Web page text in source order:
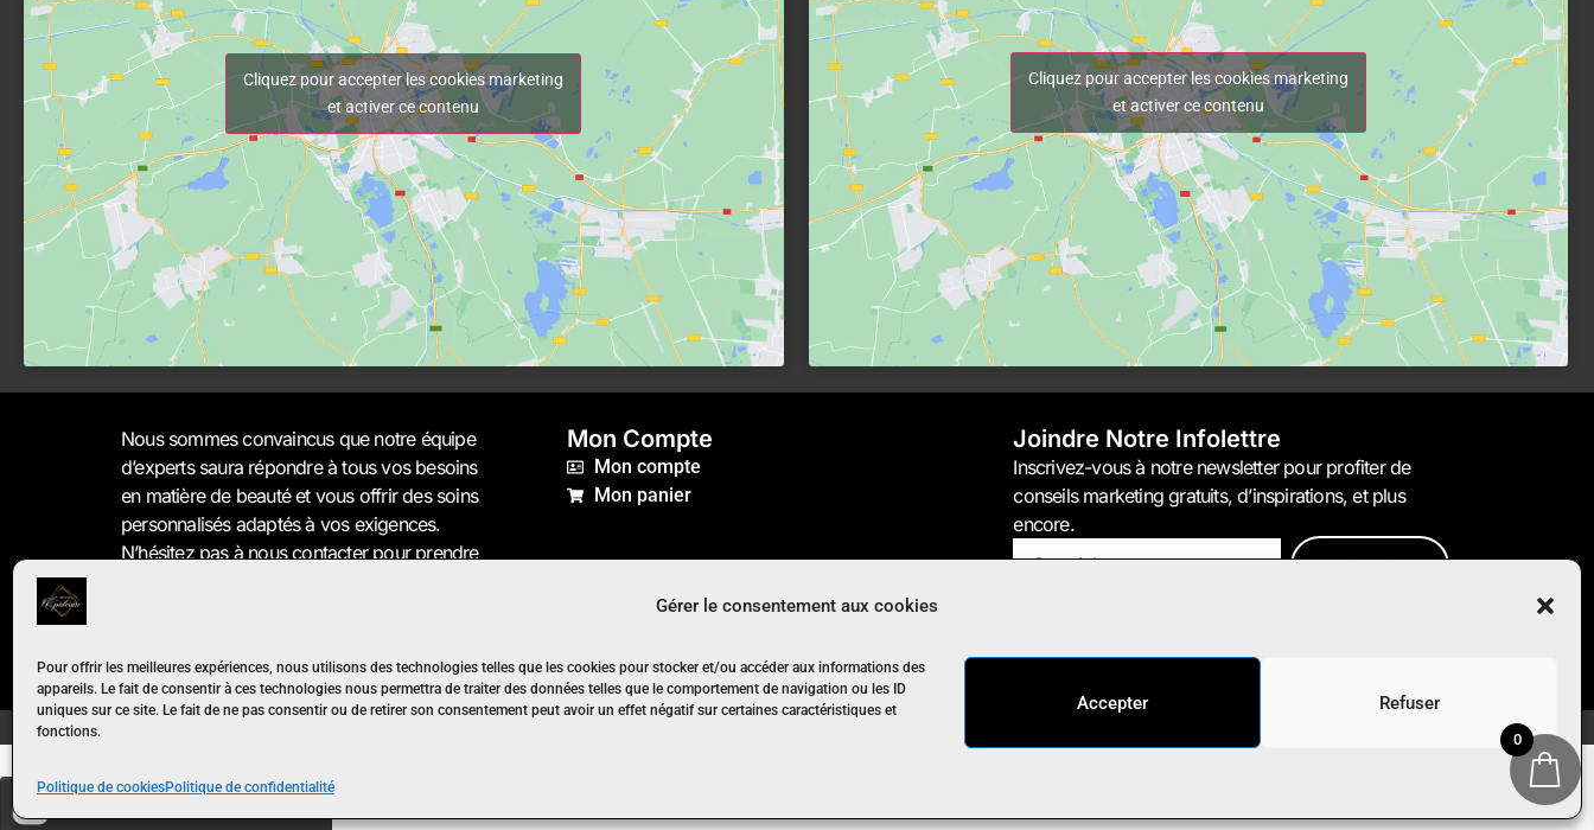
Gérer le consentement aux cookies
Pour offrir les meilleures expériences, nous utilisons des technologies telles que les cookies pour stocker et/ou accéder aux informations des
appareils. Le fait de consentir à ces technologies nous permettra de traiter des données telles que le comportement de navigation ou les ID
uniques sur ce site. Le fait de ne pas consentir ou de retirer son consentement peut avoir un effet négatif sur certaines caractéristiques et
fonctions.
Accepter Refuser
Politique de cookiesPolitique de confidentialité
Cliquez pour accepter les cookies marketing
et activer ce contenu
Cliquez pour accepter les cookies marketing
et activer ce contenu
Nous sommes convaincus que notre équipe
d’experts saura répondre à tous vos besoins
en matière de beauté et vous offrir des soins
personnalisés adaptés à vos exigences.
N’hésitez pas à nous contacterpour prendre
vous aider à vous sentir bien dans votre peau.
Mon Compte
Mon compte
Mon panier
Joindre Notre Infolettre
Inscrivez-vous à notre newsletter pour profiter de
conseils marketing gratuits, d’inspirations, et plus
encore.
S'inscrire
© 2026 Institut Épiderme. Tous droit réservé
0